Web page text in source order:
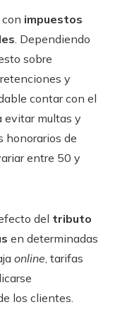
impuestos
. Dependiendo
sobre
y
contar con el
evitar multas y
honorarios de
entre 50 y
del tributo
en determinadas
online , tarifas
los clientes.